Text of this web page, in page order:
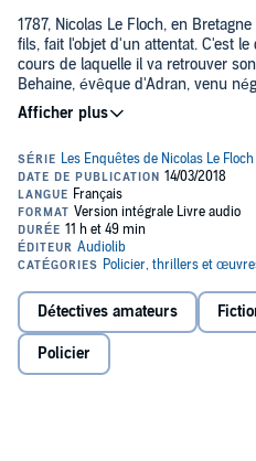
1787, Nicolas Le Floch, en
fils, fait l'objet d'un attentat. C'est
cours de laquelle il va retrouver
Behaine, évêque d'Adran, venu
Cochinchine et la France. Dans un
grandissant et la faiblesse de Louis
intérêts du royaume.
Le commissaire aux affaires
quête périlleuse qui le conduira à
la Triade, secte orientale liée aux
et du jeune prince Canh, héritier
Restif de la Bretonne et croisera
Ainsi, une nouvelle fois, Nicolas Le
intrigue haletante qui mélange les
Détectives amateurs
Policier